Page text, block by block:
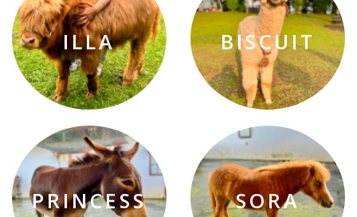
ILLA BISCUIT
PRINCESS SORA